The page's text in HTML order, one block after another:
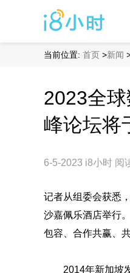
当前位置: 首页 >新闻
2023全
峰论坛将
6-5-2023 i8小时 阅
记者从组委会获悉
沙嘉佩乐酒店举行
包容、合作共赢、
2014年新加坡发